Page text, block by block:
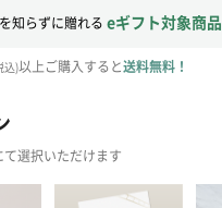
知らずに贈れる eギフト対象商品
込)以上ご購入すると送料無料！
選択いただけます